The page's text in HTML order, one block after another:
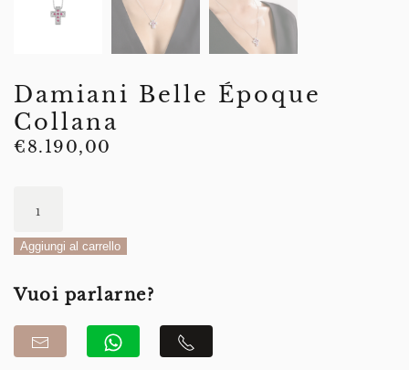
Damiani Belle Époque
Collana
€8.190,00
Belle
Époque
quantità
Aggiungi al carrello
Vuoi parlarne?